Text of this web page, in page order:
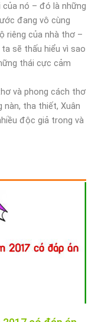
nó – đó là những
đang vô cùng
riêng của nhà thơ –
sẽ thấu hiểu vì sao
thái cực cảm
và phong cách thơ
nàn, tha thiết, Xuân
độc giả trong và